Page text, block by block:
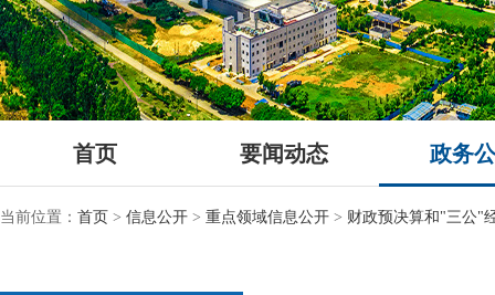
首页 要闻动态 政务
当前位置： 首页 > 信息公开 > 重点领域信息公开 > 财政预决算和"三公"